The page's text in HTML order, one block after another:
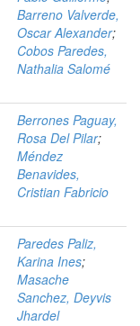
Barreno Valverde,
Oscar Alexander;
Cobos Paredes,
Nathalia Salomé
Berrones Paguay,
Rosa Del Pilar;
Méndez
Benavides,
Cristian Fabricio
Paredes Paliz,
Karina Ines;
Masache
Sanchez, Deyvis
Jhardel